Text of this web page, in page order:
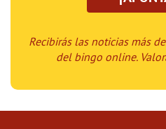
Recibirás las noticias más
del bingo online.